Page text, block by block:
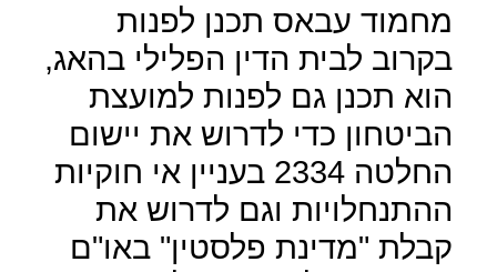
מחמוד עבאס תכנן לפנות
בקרוב לבית הדין הפלילי בהאג,
הוא תכנן גם לפנות למועצת
הביטחון כדי לדרוש את יישום
החלטה 2334 בעניין אי חוקיות
ההתנחלויות וגם לדרוש את
קבלת "מדינת פלסטין" באו"ם